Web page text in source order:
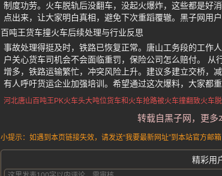
制度功劳。火车脱轨后没翻车，没起火爆炸，这些都是好
点出来，让大家明白真相，避免下次重蹈覆辙。黑子网用
百吨王货车撞火车后续处理与行业反思
事故处理得挺及时，铁路已恢复正常。唐山工务段的工作
户关心货车司机会不会面临重罚，保险公司怎么赔付。
增多，铁路运输繁忙，冲突风险上升。建议多建立交桥，
有人呼吁货运企业加强培训。希望通过这次爆料，大家都
河北唐山 百吨王PK火车头大吨位货车和火车抢路被火车撞翻致火车
转载自黑子网，更多
小提示：如遇到本页链接失效，请发送“我要最新网址”到本站官方邮
精彩用